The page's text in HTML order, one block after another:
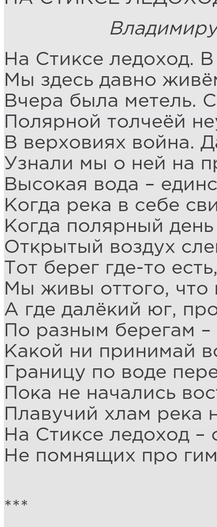
Владимиру
На Стиксе ледоход.
Мы здесь давно
Вчера была метель.
Полярной толчеёй
В верховиях война.
Узнали мы о ней на
Высокая вода –
Когда река в себе
Когда полярный
Открытый воздух
Тот берег где-то
Мы живы оттого, что
А где далёкий юг,
По разным берегам
Какой ни принимай
Границу по воде
Пока не начались
Плавучий хлам река
На Стиксе ледоход –
Не помнящих про
***